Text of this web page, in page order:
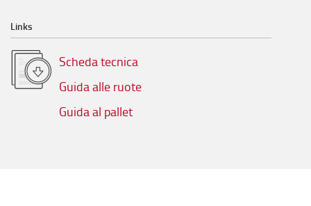
Links
Scheda tecnica
Guida alle ruote
Guida al pallet